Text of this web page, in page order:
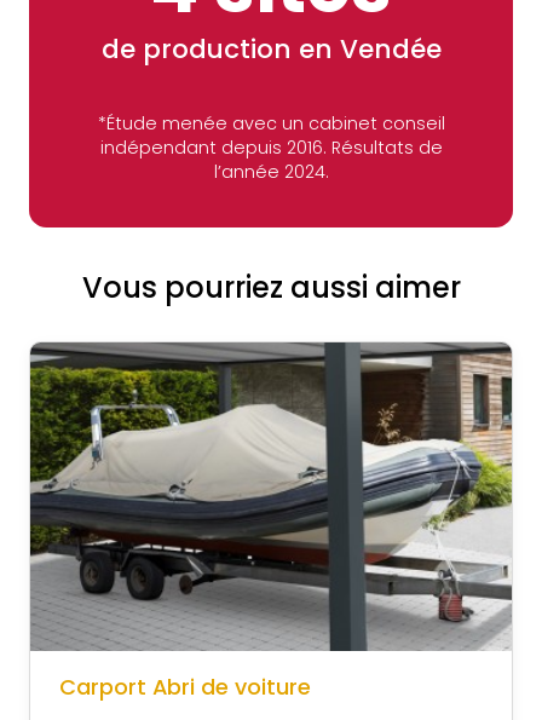
de production en Vendée
*Étude menée avec un cabinet conseil
indépendant depuis 2016. Résultats de
l’année 2024.
Vous pourriez aussi aimer
Carport Abri de voiture